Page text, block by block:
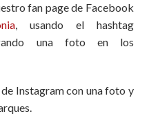
fan page de Facebook
, usando el hashtag
una foto en los
Instagram con una foto y